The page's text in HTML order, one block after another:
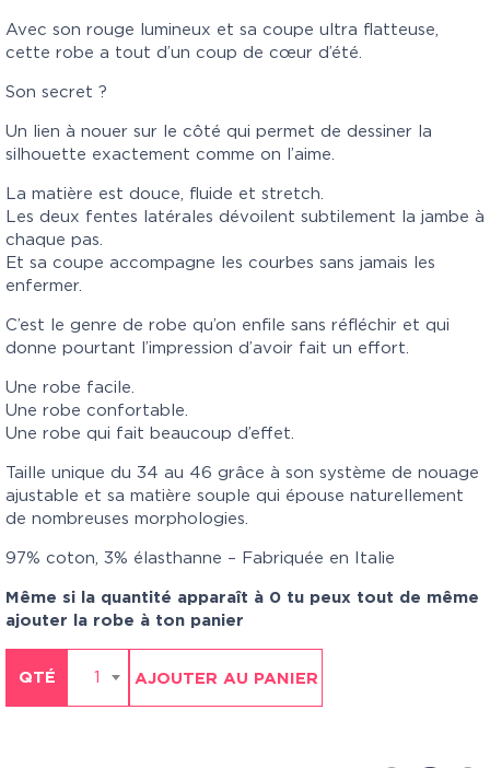
Avec son rouge lumineux et sa coupe ultra flatteuse,
cette robe a tout d’un coup de cœur d’été.
Son secret ?
Un lien à nouer sur le côté qui permet de dessiner la
silhouette exactement comme on l’aime.
La matière est douce, fluide et stretch.
Les deux fentes latérales dévoilent subtilement la jambe à
chaque pas.
Et sa coupe accompagne les courbes sans jamais les
enfermer.
C’est le genre de robe qu’on enfile sans réfléchir et qui
donne pourtant l’impression d’avoir fait un effort.
Une robe facile.
Une robe confortable.
Une robe qui fait beaucoup d’effet.
Taille unique du 34 au 46 grâce à son système de nouage
ajustable et sa matière souple qui épouse naturellement
de nombreuses morphologies.
97% coton, 3% élasthanne – Fabriquée en Italie
Même si la quantité apparaît à 0 tu peux tout de même
ajouter la robe à ton panier
QTÉ 1 AJOUTER AU PANIER